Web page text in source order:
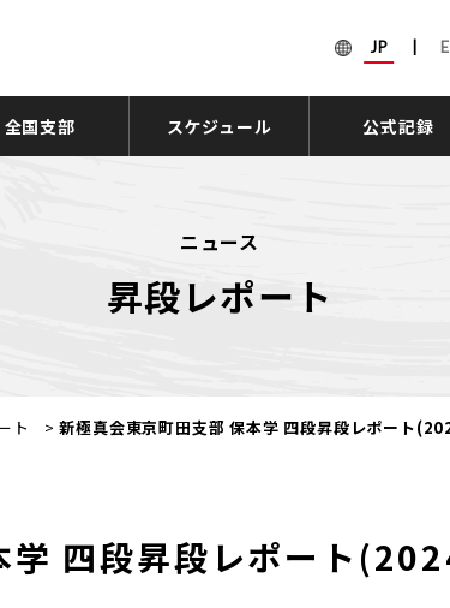
JP
全国支部 スケジュール 公式記録
ニュース
昇段レポート
ト >新極真会東京町田支部 保本学 四段昇段レポート
学 四段昇段レポート